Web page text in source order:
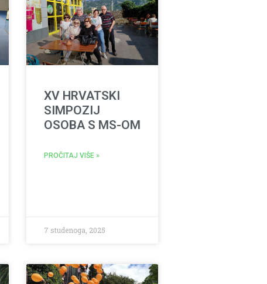
XV HRVATSKI
SIMPOZIJ
OSOBA S MS-OM
PROČITAJ VIŠE »
7 studenoga, 2025